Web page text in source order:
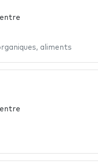
, aliments